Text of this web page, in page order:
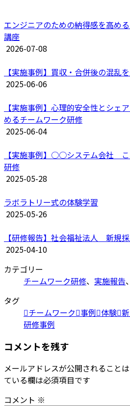
エンジニアのための納得感を高め
講座
2026-07-08
【実施事例】買収・合併後の混乱
2025-06-06
【実施事例】心理的安全性とシェ
めるチームワーク研修
2025-06-04
【実施事例】○○システム会社
研修
2025-05-28
ラボラトリー式の体験学習
2025-05-26
【研修報告】社会福祉法人＿新規
2025-04-10
カテゴリー
チームワーク研修、 実施報告、
タグ
チームワーク 事例 体験
研修事例
コメントを残す
メールアドレスが公開されることは
ている欄は必須項目です
コメント ※